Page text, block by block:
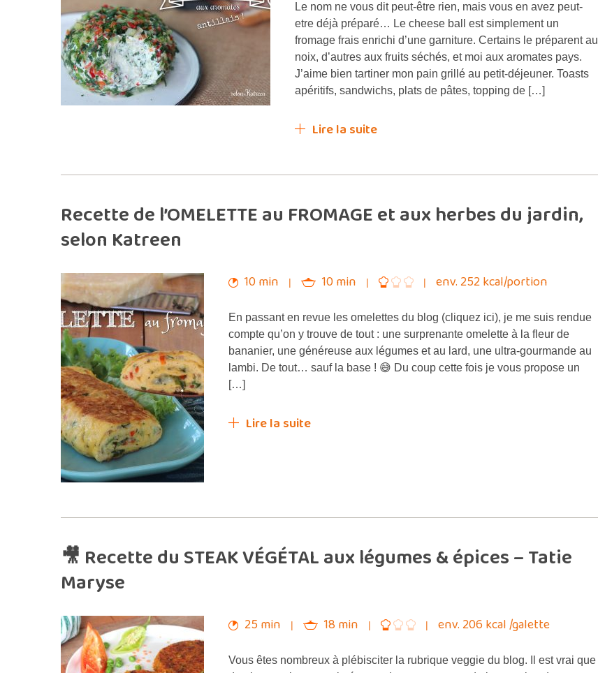
Le nom ne vous dit peut-être rien, mais vous en avez peut-
etre déjà préparé… Le cheese ball est simplement un
fromage frais enrichi d’une garniture. Certains le préparent au
noix, d’autres aux fruits séchés, et moi aux aromates pays.
J’aime bien tartiner mon pain grillé au petit-déjeuner. Toasts
apéritifs, sandwichs, plats de pâtes, topping de […]
Lire la suite
Recette de l’OMELETTE au FROMAGE et aux herbes du jardin,
selon Katreen
10 min 10 min env. 252 kcal/portion
En passant en revue les omelettes du blog (cliquez ici), je me suis rendue
compte qu’on y trouve de tout : une surprenante omelette à la fleur de
bananier, une généreuse aux légumes et au lard, une ultra-gourmande au
lambi. De tout… sauf la base ! 😅 Du coup cette fois je vous propose un
[…]
Lire la suite
🎥 Recette du STEAK VÉGÉTAL aux légumes & épices – Tatie
Maryse
25 min 18 min env. 206 kcal /galette
Vous êtes nombreux à plébisciter la rubrique veggie du blog. Il est vrai que